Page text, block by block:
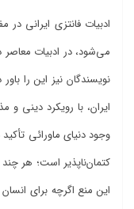
ادبیات فانتزی ایرانی
میشود، در ادبیات معاصر
نویسندگان نیز این را باور
ایران، با رویکرد دینی و
وجود دنیای ماورائی
کتمانناپذیر است؛ هر چند
این منع اگرچه برای